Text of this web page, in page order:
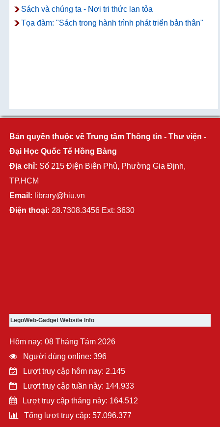
Sách và chúng ta - Nơi tri thức lan tỏa
Tọa đàm: "Sách trong hành trình phát triển bản thân"
Bản quyền thuộc về Trung tâm Thông tin - Thư viện -
Đại Học Quốc Tế Hồng Bàng
Địa chỉ: Số 215 Điện Biên Phủ, Phường Gia Định,
TP.HCM
Email: library@hiu.vn
Điện thoại: 28.7308.3456 Ext: 3630
LegoWeb-Gadget Website Info
Hôm nay: 08 Tháng Tám 2026
Người dùng online: 396
Lượt truy cập hôm nay: 2.145
Lượt truy cập tuần này: 144.933
Lượt truy cập tháng này: 164.512
Tổng lượt truy cập: 57.096.377